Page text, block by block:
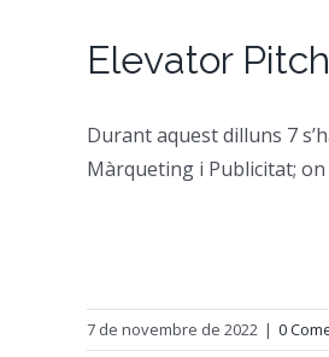
Elevator
Durant aquest dilluns 7
Màrqueting i Publicitat;
7 de novembre de 2022 | 0